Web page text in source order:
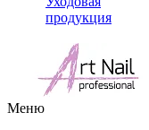
продукция
Меню